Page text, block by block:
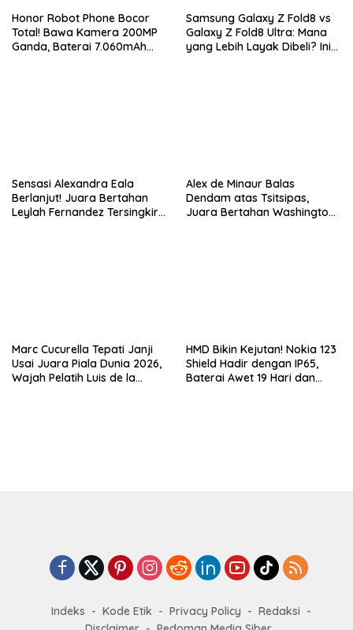
Honor Robot Phone Bocor
Total! Bawa Kamera 200MP
Ganda, Baterai 7.060mAh
Samsung Galaxy Z Fold8 vs
Galaxy Z Fold8 Ultra: Mana
yang Lebih Layak Dibeli? Ini
Sensasi Alexandra Eala
Berlanjut! Juara Bertahan
Leylah Fernandez Tersingkir
Alex de Minaur Balas
Dendam atas Tsitsipas,
Juara Bertahan Washington
Marc Cucurella Tepati Janji
Usai Juara Piala Dunia 2026,
Wajah Pelatih Luis de la
HMD Bikin Kejutan! Nokia 123
Shield Hadir dengan IP65,
Baterai Awet 19 Hari dan
Indeks Kode Etik Privacy Policy
Redaksi